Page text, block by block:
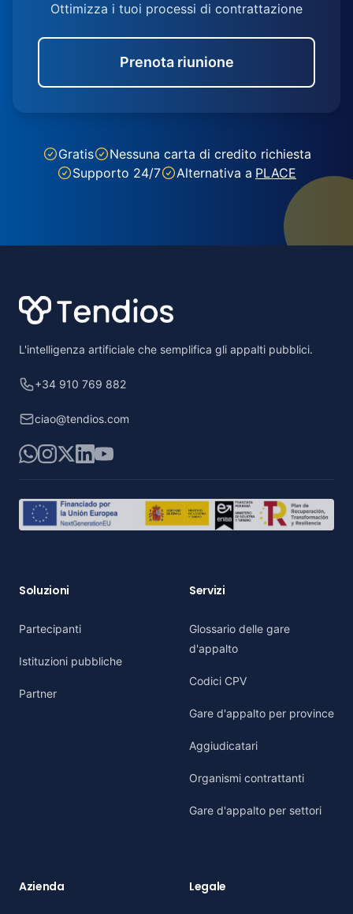
Ottimizza i tuoi processi di contrattazione
Prenota riunione
Gratis
Nessuna carta di credito richiesta
Supporto 24/7
Alternativa a PLACE
L'intelligenza artificiale che semplifica gli appalti pubblici.
+34 910 769 882
ciao@tendios.com
WhatsApp
Instagram
X LinkedIn
YouTube
Soluzioni
Partecipanti
Istituzioni pubbliche
Partner
Servizi
Glossario delle gare
d'appalto
Codici CPV
Gare d'appalto per province
Aggiudicatari
Organismi contrattanti
Gare d'appalto per settori
Azienda Legale